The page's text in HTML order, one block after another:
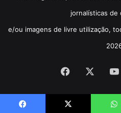
jornalísticas de
e/ou imagens de livre utilização,
Facebook